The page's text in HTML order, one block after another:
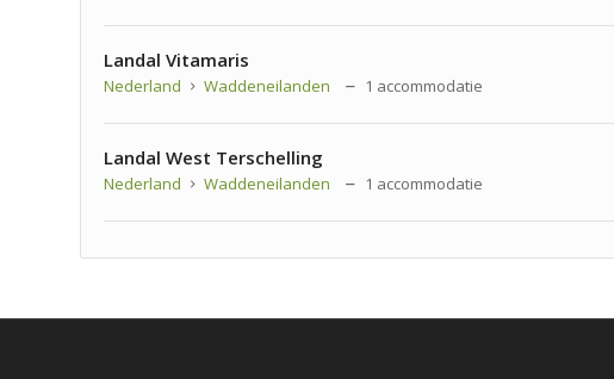
Landal Vitamaris
Nederland Waddeneilanden 1 accommodatie
Landal West Terschelling
Nederland Waddeneilanden 1 accommodatie